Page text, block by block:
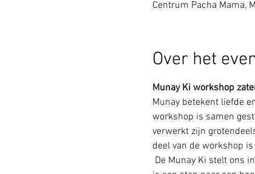
Centrum Pacha Mama,
Over het
Munay Ki workshop
Munay betekent liefde
workshop is samen
verwerkt zijn
deel van de workshop
De Munay Ki stelt ons